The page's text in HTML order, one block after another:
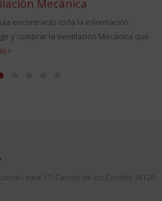
Mecánica
encontrarás toda la información
y comprar la Ventilación Mecánica que
- nave 17, Carrión de los Condes 34120